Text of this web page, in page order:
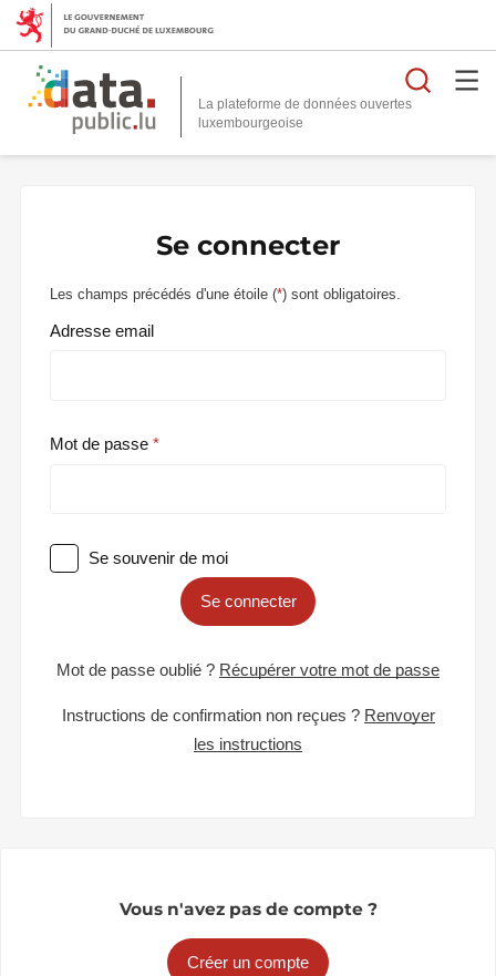
La plateforme de données ouvertes
Se connecter
Les champs précédés d'une étoile (*) sont obligatoires.
Adresse email
Mot de passe
Se souvenir de moi
Se connecter
Mot de passe oublié ? Récupérer votre mot de passe
Instructions de confirmation non reçues ? Renvoyer
les instructions
Vous n'avez pas de compte ?
Créer un compte